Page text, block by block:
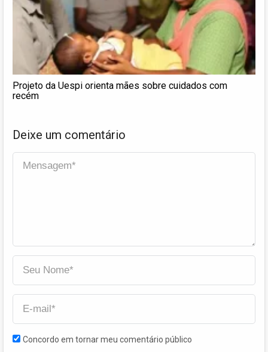
Projeto da Uespi orienta mães sobre cuidados com
recém
Deixe um comentário
Concordo em tornar meu comentário público